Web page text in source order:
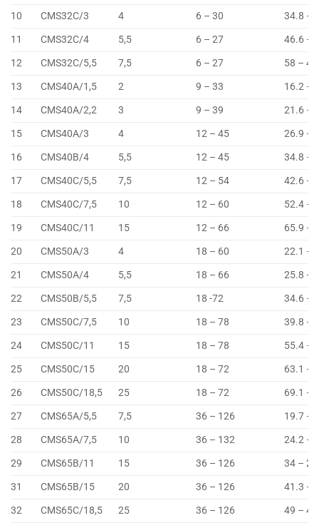
10
CMS32C/3 4 6 – 30
34.8 –
11
CMS32C/4 5,5 6 – 27
46.6 –
12
CMS32C/5,5 7,5 6 – 27
58 –
13
CMS40A/1,5 2 9 – 33
16.2 –
14
CMS40A/2,2 3 9 – 39
21.6 –
15
CMS40A/3 4 12 – 45
26.9 –
16
CMS40B/4 5,5 12 – 45
34.8 –
17
CMS40C/5,5 7,5 12 – 54
42.6 –
18
CMS40C/7,5 10 12 – 60
52.4 –
19
CMS40C/11 15 12 – 66
65.9 –
20
CMS50A/3 4 18 – 60
22.1 –
21
CMS50A/4 5,5 18 – 66
25.8 –
22
CMS50B/5,5 7,5 18 -72
34.6 –
23
CMS50C/7,5 10 18 – 78
39.8 –
24
CMS50C/11 15 18 – 78
55.4 –
25
CMS50C/15 20 18 – 72
63.1 –
26
CMS50C/18,5 25 18 – 72
69.1 –
27
CMS65A/5,5 7,5 36 – 126
19.7 –
28
CMS65A/7,5 10 36 – 132
24.2 –
29
CMS65B/11 15 36 – 126
34 –
31
CMS65B/15 20 36 – 126
41.3 –
32
CMS65C/18,5 25 36 – 126
49 –